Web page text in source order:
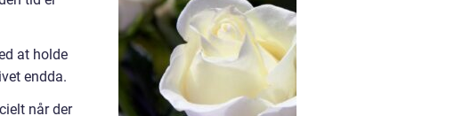
at holde
endda.
når der